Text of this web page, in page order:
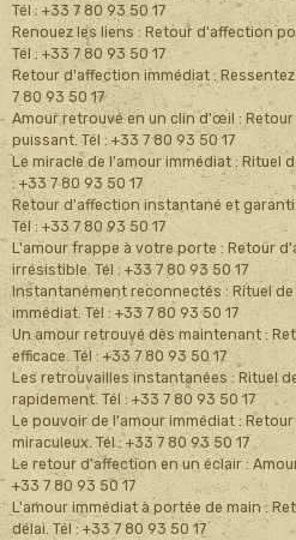
Tél : +33 7 80 93 50 17
Renouez les liens : Retour d'affection
Tél : +33 7 80 93 50 17
Retour d'affection immédiat :
7 80 93 50 17
Amour retrouvé en un clin d'œil :
puissant. Tél : +33 7 80 93 50 17
Le miracle de l'amour immédiat : Rituel
: +33 7 80 93 50 17
Retour d'affection instantané et garanti
Tél : +33 7 80 93 50 17
L'amour frappe à votre porte : Retour
irrésistible. Tél : +33 7 80 93 50 17
Instantanément reconnectés : Rituel
immédiat. Tél : +33 7 80 93 50 17
Un amour retrouvé dès maintenant :
efficace. Tél : +33 7 80 93 50 17
Les retrouvailles instantanées : Rituel
rapidement. Tél : +33 7 80 93 50 17
Le pouvoir de l'amour immédiat :
miraculeux. Tél : +33 7 80 93 50 17
Le retour d'affection en un éclair :
+33 7 80 93 50 17
L'amour immédiat à portée de main :
délai. Tél : +33 7 80 93 50 17